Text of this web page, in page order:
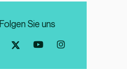
Folgen Sie uns